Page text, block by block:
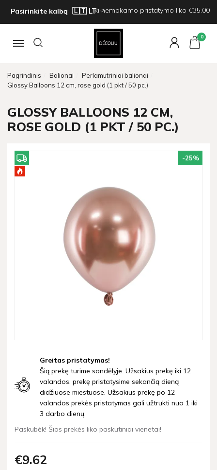
Pasirinkite kalbą Iki nemokamo pristatymo liko €35.00
Navigacija
0
Pagrindinis Balionai
Perlamutriniai balionai
Glossy Balloons 12 cm, rose gold (1 pkt / 50 pc.)
GLOSSY BALLOONS 12 CM,
ROSE GOLD (1 PKT / 50 PC.)
-25%
Greitas pristatymas!
Šią prekę turime sandėlyje. Užsakius prekę iki 12
valandos, prekę pristatysime sekančią dieną
didžiuose miestuose. Užsakius prekę po 12
valandos prekės pristatymas gali užtrukti nuo 1 iki
3 darbo dienų.
Paskubėk! Šios prekės liko paskutiniai vienetai!
€9 62